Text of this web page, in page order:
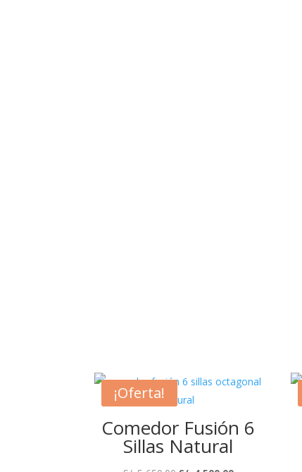
¡Oferta!
Comedor Fusión 6
Sillas Natural